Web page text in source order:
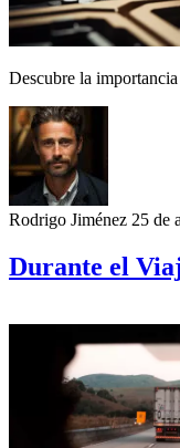
Descubre la
Rodrigo Jiménez 25 de
Durante el